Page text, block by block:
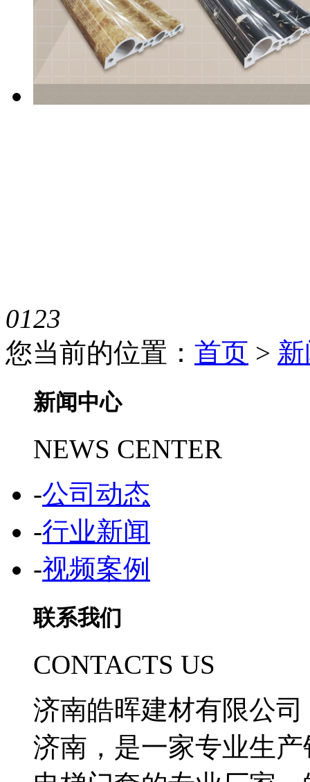
0123
您当前的位置： 首页 >
新闻中心
NEWS CENTER
-公司动态
-行业新闻
-视频案例
联系我们
CONTACTS US
济南皓晖建材有限公
济南，是一家专业生